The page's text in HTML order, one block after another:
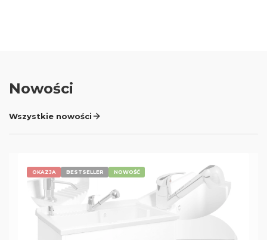
Nowości
Wszystkie nowości
OKAZJA BESTSELLER NOWOŚĆ